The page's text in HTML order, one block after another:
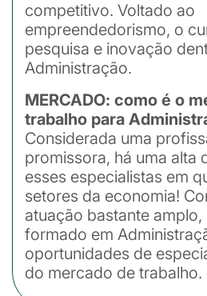
competitivo. Voltado ao
empreendedorismo, o
pesquisa e inovação
Administração.
MERCADO: como é o
trabalho para
Considerada uma
promissora, há uma alta
esses especialistas em
setores da economia!
atuação bastante
formado em
oportunidades de
do mercado de trabalho.